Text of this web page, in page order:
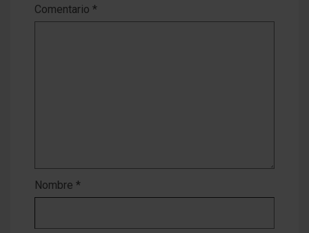
Comentario *
Nombre *